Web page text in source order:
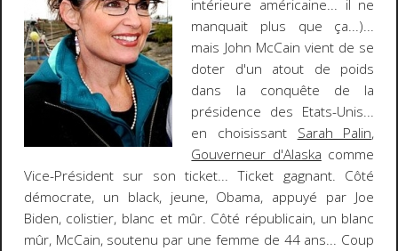
intérieure américaine... il ne
manquait plus que ça...)...
mais John McCain vient de se
doter d'un atout de poids
dans la conquête de la
présidence des Etats-Unis...
en choisissant Sarah Palin,
Gouverneur d'Alaska comme
Vice-Président sur son ticket...Ticket gagnant. Côté
démocrate, un black, jeune, Obama, appuyé parJoe
Biden, colistier, blanc et mûr. Côté républicain, un blanc
mûr, McCain, soutenu par une femme de 44 ans... Coup